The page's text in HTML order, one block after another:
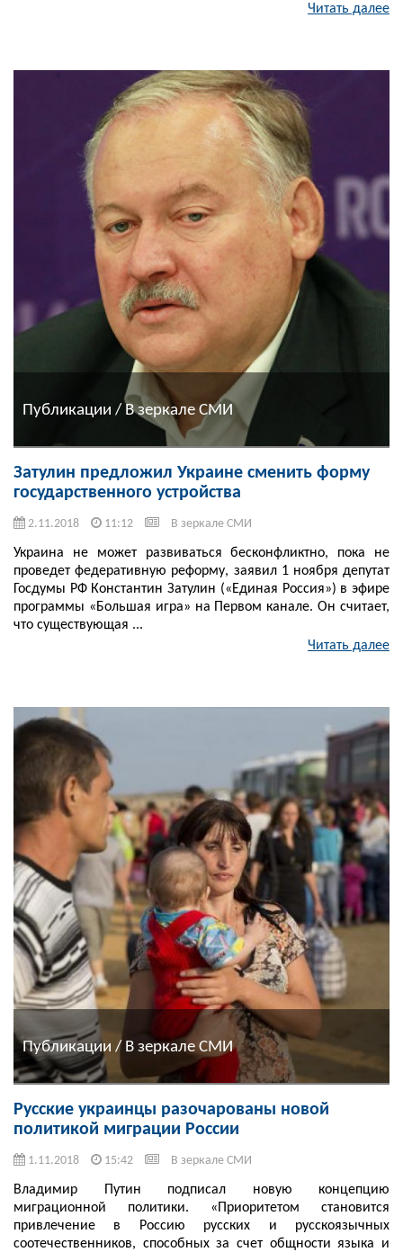
Читать далее
Публикации / В зеркале СМИ
Затулин предложил Украине сменить форму
государственного устройства
2.11.2018 11:12 В зеркале СМИ
Украина не может развиваться бесконфликтно, пока не
проведет федеративную реформу, заявил 1 ноября депутат
Госдумы РФ Константин Затулин («Единая Россия») в эфире
программы «Большая игра» на Первом канале. Он считает,
что существующая ...
Читать далее
Публикации / В зеркале СМИ
Русские украинцы разочарованы новой
политикой миграции России
1.11.2018 15:42 В зеркале СМИ
Владимир Путин подписал новую концепцию
миграционной политики. «Приоритетом становится
привлечение в Россию русских и русскоязычных
соотечественников, способных за счет общности языка и